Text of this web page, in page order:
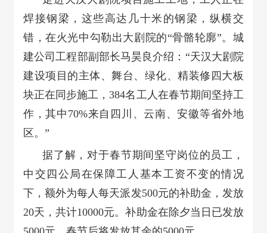
焊接钢梁，这些高达几十米的钢梁，纵横交
错，在火光中勾勒出大剧院的“骨骼轮廓”。城
建公司工程部副部长马昊良介绍：“天汉大剧院
建设项目的主体、舞台、绿化、精装修四大板
块正在同步施工，384名工人在春节期间坚持工
作，其中70%来自四川、云南、安徽等省外地
区。”
据了解， 对于春节期间坚守岗位的员工，
中交四公局在保障工人基本工资不变的情况
下，额外为每人每天派发500元的补助金，发放
20天，共计10000元。补助金在除夕当日已发放